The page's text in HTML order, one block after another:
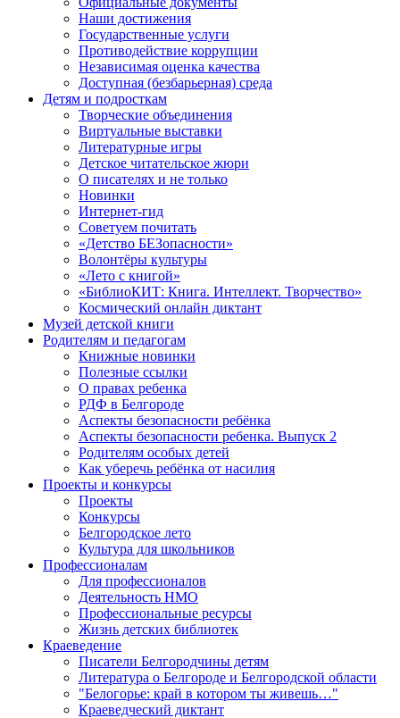
Наши достижения
Государственные услуги
Противодействие коррупции
Независимая оценка качества
Доступная (безбарьерная) среда
Детям и подросткам
Творческие объединения
Виртуальные выставки
Литературные игры
Детское читательское жюри
О писателях и не только
Новинки
Интернет-гид
Советуем почитать
«Детство БЕЗопасности»
Волонтёры культуры
«Лето с книгой»
«БиблиоКИТ: Книга. Интеллект. Творчество»
Космический онлайн диктант
Музей детской книги
Родителям и педагогам
Книжные новинки
Полезные ссылки
О правах ребенка
РДФ в Белгороде
Аспекты безопасности ребёнка
Аспекты безопасности ребенка. Выпуск 2
Родителям особых детей
Как уберечь ребёнка от насилия
Проекты и конкурсы
Проекты
Конкурсы
Белгородское лето
Культура для школьников
Профессионалам
Для профессионалов
Деятельность НМО
Профессиональные ресурсы
Жизнь детских библиотек
Краеведение
Писатели Белгородчины детям
Литература о Белгороде и Белгородской области
"Белогорье: край в котором ты живешь…"
Краеведческий диктант